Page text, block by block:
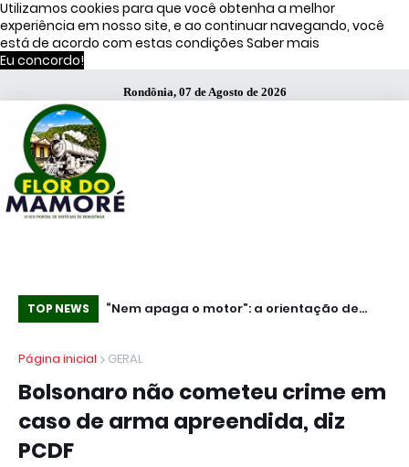
Utilizamos cookies para que você obtenha a melhor
experiência em nosso site, e ao continuar navegando, você
está de acordo com estas condições Saber mais
Eu concordo!
Rondônia, 07 de Agosto de 2026
TOP NEWS
“Nem apaga o motor”: a orientação de
segundo a PF
Página inicial GERAL
Bolsonaro não cometeu crime em
caso de arma apreendida, diz
PCDF